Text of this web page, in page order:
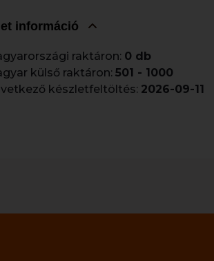
információ
raktáron: 0 db
külső raktáron: 501 - 1000
készletfeltöltés: 2026-09-11